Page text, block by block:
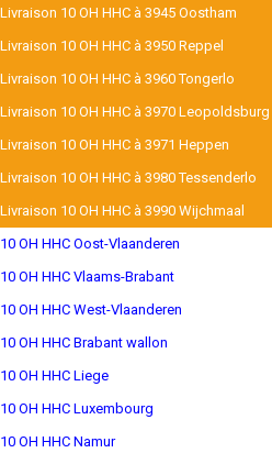
Livraison 10 OH HHC à 3945 Oostham
Livraison 10 OH HHC à 3950 Reppel
Livraison 10 OH HHC à 3960 Tongerlo
Livraison 10 OH HHC à 3970 Leopoldsburg
Livraison 10 OH HHC à 3971 Heppen
Livraison 10 OH HHC à 3980 Tessenderlo
Livraison 10 OH HHC à 3990 Wijchmaal
10 OH HHC Oost-Vlaanderen
10 OH HHC Vlaams-Brabant
10 OH HHC West-Vlaanderen
10 OH HHC Brabant wallon
10 OH HHC Liege
10 OH HHC Luxembourg
10 OH HHC Namur